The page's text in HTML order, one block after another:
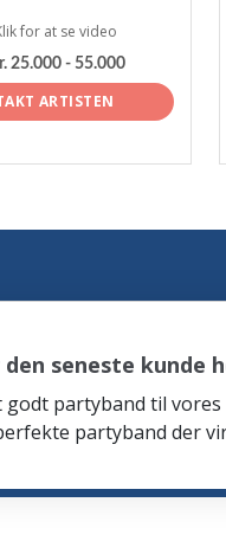
for at se video
25.000 - 55.000
ARTISTEN
seneste kunde
godt partyband til
partyband der